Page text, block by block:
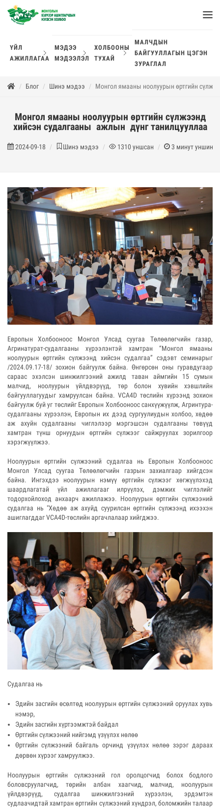
ҮЙЛ
АЖИЛЛАГАА
МЭДЭЭ
МЭДЭЭЛЭЛ
ХОЛБООНЫ
ТУХАЙ
МАЛЧДЫН
БАЙГУУЛЛАГЫН ЦЭГЭН
ЗУРАГЛАЛ
Блог Шинэ мэдээ Монгол ямааны ноолуурын өртгийн
Монгол ямааны ноолуурын өртгийн сүлжээнд
хийсэн судалгааны ажлын дүнг танилцууллаа
2024-09-18 Шинэ мэдээ 1310 уншсан 3 минут уншина
Европын Холбооноос Монгол Улсад суугаа Төлөөлөгчийн газар,
Агринатурат-судалгааны хүрээлэнтэй хамтран “Монгол ямааны
ноолуурын өртгийн сүлжээнд хийсэн судалгаа” сэдэвт семинарыг
/2024.09.17-18/ зохион байгуулж байна. Өнгөрсөн оны гуравдугаар
сараас эхэлсэн шинжилгээний ажилд таван аймгийн 15 сумын
малчид, ноолуурын үйлдвэрүүд, төр болон хувийн хэвшлийн
байгууллагуудыг хамруулсан байна. VCA4D төслийн хүрээнд зохион
байгуулж буй уг төслийг Европын Холбооноос санхүүжүүлж, Агринтура-
судалгааны хүрээлэн, Европын их дээд сургуулиудын холбоо, хөдөө
аж ахуйн судалгааны чиглэлээр мэргэшсэн судалгааны төвүүд
хамтран түнш орнуудын өртгийн сүлжээг сайжруулах зорилгоор
хэрэгжүүлжээ.
Ноолуурын өртгийн сүлжээний судалгаа нь Европын Холбооноос
Монгол Улсад суугаа Төлөөлөгчийн газрын захиалгаар хийгдсэн
байна. Ингэхдээ ноолуурын нэмүү өртгийн сүлжээг хөгжүүлэхэд
шаардлагатай үйл ажиллагааг илрүүлэх, дэмжих чиглэлийг
тодорхойлоход анхаарч ажиллажээ. Ноолуурын өртгийн сүлжээний
судалгаа нь "Хөдөө аж ахуйд суурилсан өртгийн сүлжээнд ихээхэн
ашиглагддаг VCA4D-төслийн аргачлалаар хийгджээ.
Судалгаа нь
Эдийн засгийн өсөлтөд ноолуурын өртгийн сүлжээний оруулах хувь
нэмэр,
Эдийн засгийн хүртээмжтэй байдал
Өртгийн сүлжээний нийгэмд үзүүлэх нөлөө
Өртгийн сүлжээний байгаль орчинд үзүүлэх нөлөө зэрэг дараах
дөрвөн хүрээг хамруулжээ.
Ноолуурын өртгийн сүлжээний гол оролцогчид болох бодлого
боловсруулагчид, төрийн албан хаагчид, малчид, ноолуурын
үйлдвэрүүд, судалгаа шинжилгээний хүрээлэн, эрдэмтэн
судлаачидтай хамтран өртгийн сүлжээний хүндрэл, боломжийн талаар